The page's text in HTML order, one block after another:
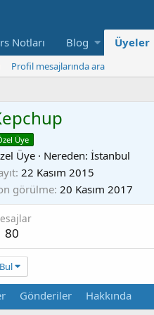
Notları Blog Üyeler
Profil mesajlarında ara
Üye
Üye · Nereden: İstanbul
22 Kasım 2015
görülme 20 Kasım 2017
80
Bul
Gönderiler Hakkında